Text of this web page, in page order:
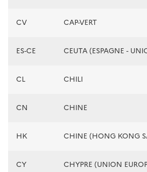
CV CAP-VERT
ES-CE CEUTA (ESPAGNE -
CL CHILI
CN CHINE
HK CHINE (HONG KONG
CY CHYPRE (UNION